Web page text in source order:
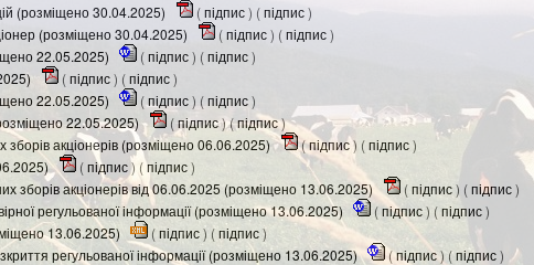
(розміщено 30.04.2025)
(підпис) (підпис)
(розміщено 30.04.2025)
(підпис) (підпис)
22.05.2025)
(підпис) (підпис)
(підпис) (підпис)
22.05.2025)
(підпис) (підпис)
22.05.2025)
(підпис) (підпис)
зборів акціонерів (розміщено 06.06.2025)
(підпис) (підпис)
(підпис) (підпис)
зборів акціонерів від 06.06.2025 (розміщено 13.06.2025)
(підпис) (підпис)
регульованої інформації (розміщено 13.06.2025)
(підпис) (підпис)
13.06.2025)
(підпис) (підпис)
регульованої інформації (розміщено 13.06.2025)
(підпис) (підпис)